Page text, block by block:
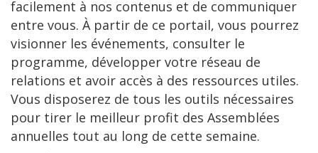
facilement à nos contenus et de communiquer
entre vous. À partir de ce portail, vous pourrez
visionner les événements, consulter le
programme, développer votre réseau de
relations et avoir accès à des ressources utiles.
Vous disposerez de tous les outils nécessaires
pour tirer le meilleur profit des Assemblées
annuelles tout au long de cette semaine.